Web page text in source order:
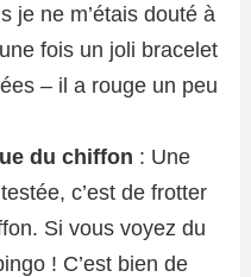
je ne m’étais douté à
fois un joli bracelet
– il a rouge un peu
du chiffon : Une
c’est de frotter
Si vous voyez du
! C’est bien de